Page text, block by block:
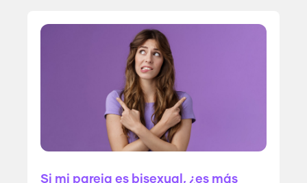
Si mi pareja es bisexual, ¿es más